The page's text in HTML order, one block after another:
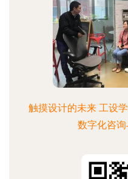
触摸设计的未来 工设
数字化咨